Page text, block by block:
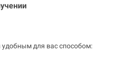
для вас способом: